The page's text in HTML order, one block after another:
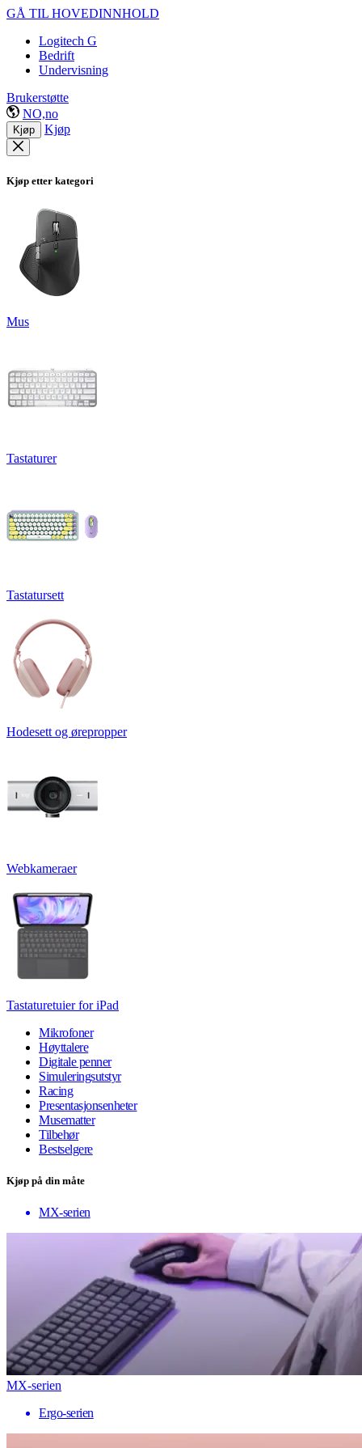
GÅ TIL HOVEDINNHOLD
Logitech G
Bedrift
Undervisning
Brukerstøtte
NO,no
Kjøp Kjøp
Kjøp etter kategori
Mus
Tastaturer
Tastatursett
Hodesett og ørepropper
Webkameraer
Tastaturetuier for iPad
Mikrofoner
Høyttalere
Digitale penner
Simuleringsutstyr
Racing
Presentasjonsenheter
Musematter
Tilbehør
Bestselgere
Kjøp på din måte
MX-serien
MX-serien
Ergo-serien